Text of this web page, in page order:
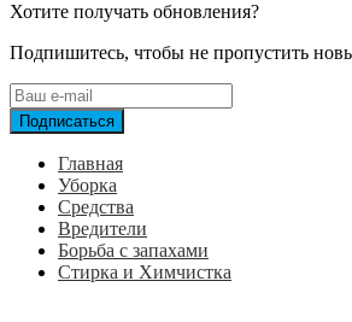
Хотите получать обновления?
Подпишитесь, чтобы не пропустить
Главная
Уборка
Средства
Вредители
Борьба с запахами
Стирка и Химчистка